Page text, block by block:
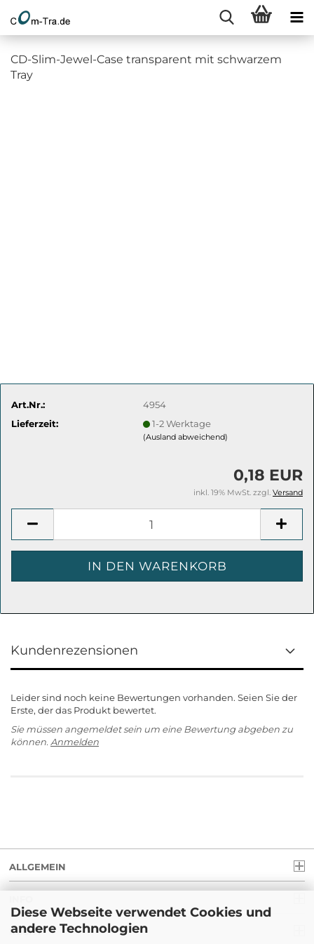
Diese Webseite verwendet Cookies und
andere Technologien
CD-Slim-Jewel-Case transparent mit schwarzem
Tray
Art.Nr.:
4954
Lieferzeit:
1-2 Werktage
(Ausland abweichend)
0,18 EUR
inkl. 19% MwSt. zzgl. Versand
Kundenrezensionen
Leider sind noch keine Bewertungen vorhanden. Seien Sie der
Erste, der das Produkt bewertet.
Sie müssen angemeldet sein um eine Bewertung abgeben zu
können. Anmelden
ALLGEMEIN
RECHT